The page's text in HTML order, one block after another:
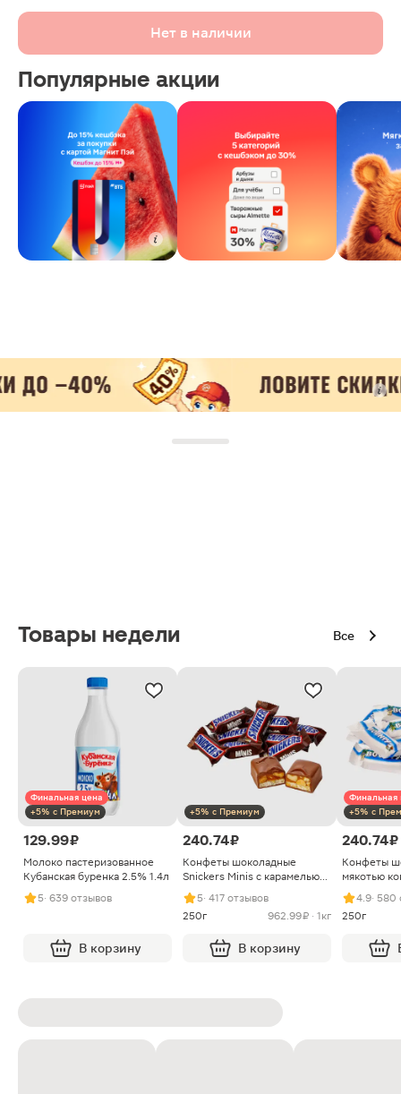
Нет в наличии
Популярные акции
Товары недели Все
Финальная цена
+5% с Премиум
129.99 ₽
Молоко пастеризованное
Кубанская буренка 2.5% 1.4л
5· 639 отзывов
В корзину
+5% с Премиум
240.74 ₽
Конфеты шоколадные
Snickers Minis с карамелью
арахисом и нугой
5· 417 отзывов
250г
962.99 ₽ · 1кг
В корзину
Финальная
+5% с
240.74 ₽
Конфеты
мякотью
4.9· 580
250г